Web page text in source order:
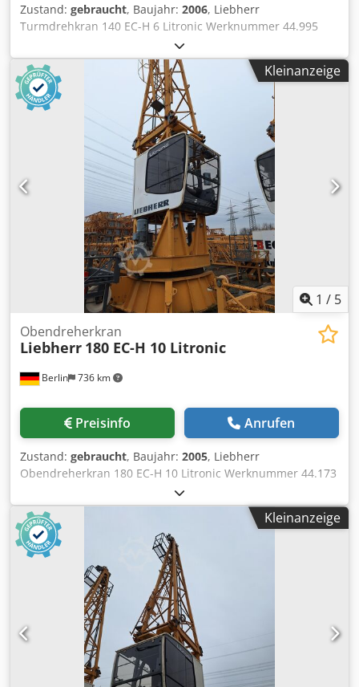
Zustand: gebraucht, Baujahr: 2006, Liebherr
Turmdrehkran 140 EC-H 6 Litronic Werknummer 44.995
Gebrauchter Liebherr Turmdrehkran 140 EC-H 6 Litronic
aus dem Baujahr 2006. Der Obendreherkran eignet sich
für Hochbau, Industrie- und Großbaustellen. Lieferung
inklusive Fundamentkreuz FK 120 HC, Turmstücken und
Zusatzballast. Hersteller: Liebherr Modell: 140 EC-H 6
Litronic Maschinentyp: Obendreherkran Werknummer:
44.995 Baujahr: 2006 Ausladung: 60,0 m Dsdpoy Thd Rsfx
Aivsck Hakenhöhe: 30,0 m Traglastklasse: 6 t Steuerung:
Litronic Fundamentkreuz: FK 120 HC Fundamentmaß: 4,60
m Montage auf A3 Platten Zusatzballast: 2 x S1
Turmsystem: GTS 140 HC Turmstück: 6,85 m Turmstücke: 1
x 120 HC 10,0 m Turmstücke: 1 x 120 HC 12,5 m
Einsatzbereich: Hochbau, Industrie, Baustellen Zustand:
gebraucht Standort: Berlin
Kleinanzeige
1 / 5
Berlin 736 km
Obendreherkran
Liebherr 180 EC-H 10 Litronic
Preisinfo Anrufen
Zustand: gebraucht, Baujahr: 2005, Liebherr
Obendreherkran 180 EC-H 10 Litronic Werknummer 44.173
Dodpfsy Thdqsx Aivsck Gebrauchter Liebherr
Obendreherkran 180 EC-H 10 Litronic aus dem Baujahr
2005. Angeboten wird der Oberkran mit 45,0 m Ausladung.
Geeignet für Hochbau, Industrie- und Großbaustellen.
Hersteller: Liebherr Modell: 180 EC-H 10 Litronic
Maschinentyp: Obendreherkran Werknummer: 44.173
Baujahr: 2005 Ausladung: 45,0 m Traglastklasse: 10 t
Steuerung: Litronic Ausführung: Nur Oberkran
Einsatzbereich: Hochbau, Industrie, Baustellen Zustand:
gebraucht
Kleinanzeige